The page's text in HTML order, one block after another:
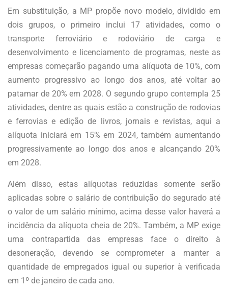
Em substituição, a MP propõe novo modelo, dividido em
dois grupos, o primeiro inclui 17 atividades, como o
transporte ferroviário e rodoviário de carga e
desenvolvimento e licenciamento de programas, neste as
empresas começarão pagando uma alíquota de 10%, com
aumento progressivo ao longo dos anos, até voltar ao
patamar de 20% em 2028. O segundo grupo contempla 25
atividades, dentre as quais estão a construção de rodovias
e ferrovias e edição de livros, jornais e revistas, aqui a
alíquota iniciará em 15% em 2024, também aumentando
progressivamente ao longo dos anos e alcançando 20%
em 2028.
Além disso, estas alíquotas reduzidas somente serão
aplicadas sobre o salário de contribuição do segurado até
o valor de um salário mínimo, acima desse valor haverá a
incidência da alíquota cheia de 20%. Também, a MP exige
uma contrapartida das empresas face o direito à
desoneração, devendo se comprometer a manter a
quantidade de empregados igual ou superior à verificada
em 1º de janeiro de cada ano.